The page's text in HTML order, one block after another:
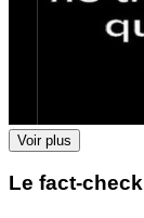
Voir plus
Le fact-check